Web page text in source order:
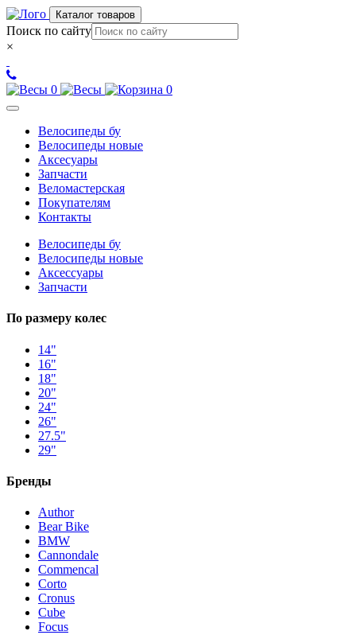
Каталог товаров
Поиск по сайту
×
0 0
Велосипеды бу
Велосипеды новые
Аксесуары
Запчасти
Веломастерская
Покупателям
Контакты
Велосипеды бу
Велосипеды новые
Аксессуары
Запчасти
По размеру колес
14"
16"
18"
20"
24"
26"
27.5"
29"
Бренды
Author
Bear Bike
BMW
Cannondale
Commencal
Corto
Cronus
Cube
Focus